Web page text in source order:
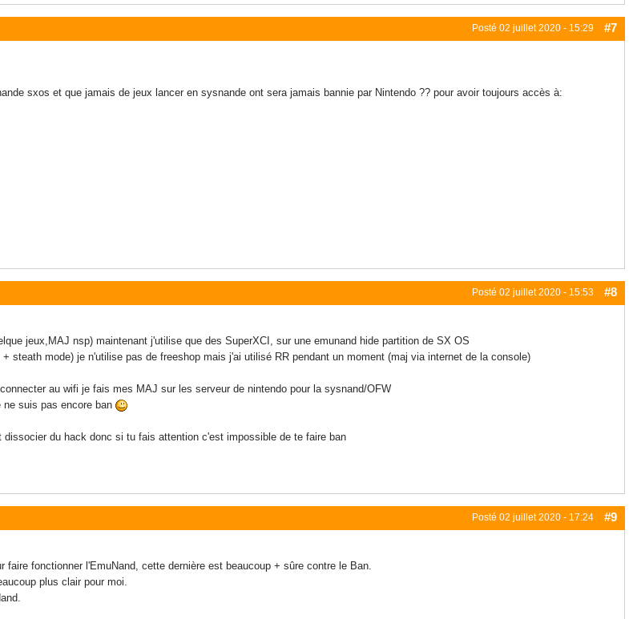
Posté 02 juillet 2020 - 15:29 #7
sxos et que jamais de jeux lancer en sysnande ont sera jamais bannie par Nintendo ?? pour avoir toujours accès à:
Posté 02 juillet 2020 - 15:53 #8
jeux,MAJ nsp) maintenant j'utilise que des SuperXCI, sur une emunand hide partition de SX OS
steath mode) je n'utilise pas de freeshop mais j'ai utilisé RR pendant un moment (maj via internet de la console)
au wifi je fais mes MAJ sur les serveur de nintendo pour la sysnand/OFW
suis pas encore ban
du hack donc si tu fais attention c'est impossible de te faire ban
Posté 02 juillet 2020 - 17:24 #9
faire fonctionner l'EmuNand, cette dernière est beaucoup + sûre contre le Ban.
plus clair pour moi.